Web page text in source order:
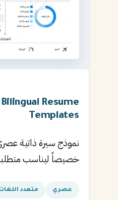
Bilingual Resume
Templates
نموذج سيرة ذاتية
خصيصاً ليناسب
القادمة.
عصري متعدد